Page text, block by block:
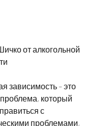
от алкогольной
зависимость – это
который
с
проблемами,